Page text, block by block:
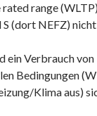
rated range
(dort NEFZ)
ein Verbrauch
Bedingungen
Klima aus)